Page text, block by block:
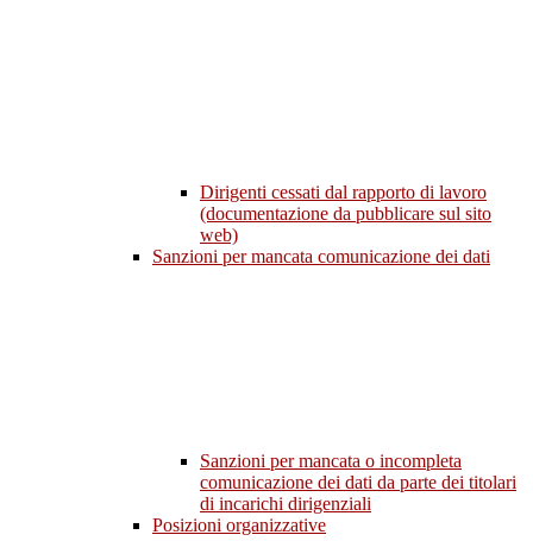
Dirigenti cessati dal rapporto di lavoro
(documentazione da pubblicare sul sito
web)
Sanzioni per mancata comunicazione dei dati
Sanzioni per mancata o incompleta
comunicazione dei dati da parte dei titolari
di incarichi dirigenziali
Posizioni organizzative